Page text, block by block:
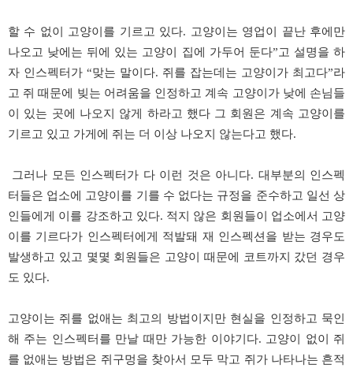
할 수 없이 고양이를 기르고 있다. 고양이는 영업이 끝난 후에만
나오고 낮에는 뒤에 있는 고양이 집에 가두어 둔다”고 설명을 하
자 인스펙터가 “맞는 말이다. 쥐를 잡는데는 고양이가 최고다”라
고 쥐 때문에 빚는 어려움을 인정하고 계속 고양이가 낮에 손님들
이 있는 곳에 나오지 않게 하라고 했다 그 회원은 계속 고양이를
기르고 있고 가게에 쥐는 더 이상 나오지 않는다고 했다.
그러나 모든 인스펙터가 다 이런 것은 아니다. 대부분의 인스펙
터들은 업소에 고양이를 기를 수 없다는 규정을 준수하고 일선 상
인들에게 이를 강조하고 있다. 적지 않은 회원들이 업소에서 고양
이를 기르다가 인스펙터에게 적발돼 재 인스펙션을 받는 경우도
발생하고 있고 몇몇 회원들은 고양이 때문에 코트까지 갔던 경우
도 있다.
고양이는 쥐를 없애는 최고의 방법이지만 현실을 인정하고 묵인
해 주는 인스펙터를 만날 때만 가능한 이야기다. 고양이 없이 쥐
를 없애는 방법은 쥐구멍을 찾아서 모두 막고 쥐가 나타나는 흔적